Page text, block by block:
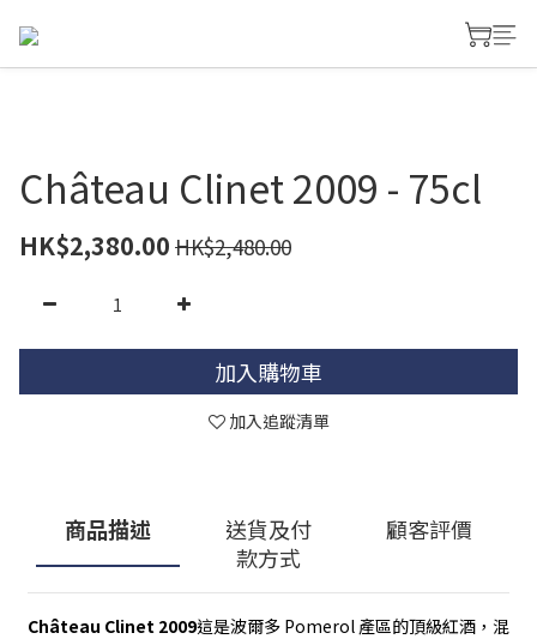
Château Clinet 2009 - 75cl
HK$2,380.00 HK$2,480.00
加入購物車
加入追蹤清單
商品描述
送貨及付
款方式
顧客評價
Château Clinet 2009這是波爾多 Pomerol 產區的頂級紅酒，混